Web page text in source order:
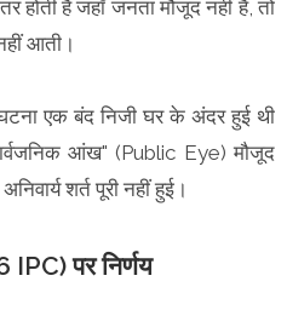
होती है जहाँ जनता मौजूद नहीं है, तो
आती।
एक बंद निजी घर के अंदर हुई थी
आंख" (Public Eye) मौजूद
शर्त पूरी नहीं हुई।
IPC) पर निर्णय